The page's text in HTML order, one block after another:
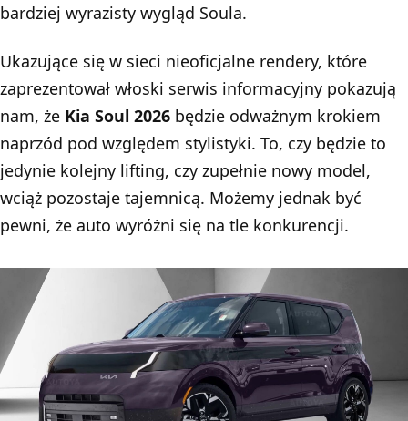
bardziej wyrazisty wygląd Soula.
Ukazujące się w sieci nieoficjalne rendery, które
zaprezentował włoski serwis informacyjny pokazują
nam, że Kia Soul 2026 będzie odważnym krokiem
naprzód pod względem stylistyki. To, czy będzie to
jedynie kolejny lifting, czy zupełnie nowy model,
wciąż pozostaje tajemnicą. Możemy jednak być
pewni, że auto wyróżni się na tle konkurencji.